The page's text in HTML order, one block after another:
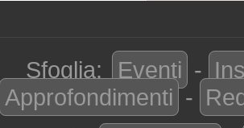
Sfoglia: Eventi -
Approfondimenti -